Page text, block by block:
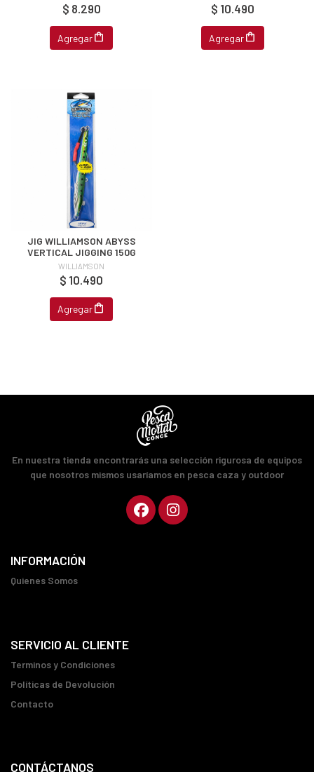
$ 8.290
Agregar
$ 10.490
Agregar
JIG WILLIAMSON ABYSS
VERTICAL JIGGING 150G
WILLIAMSON
$ 10.490
Agregar
En nuestra tienda encontrarás una selección rigurosa de equipos
que nosotros mismos usaríamos en pesca caza y outdoor
INFORMACIÓN
Quienes Somos
SERVICIO AL CLIENTE
Terminos y Condiciones
Políticas de Devolución
Contacto
CONTÁCTANOS